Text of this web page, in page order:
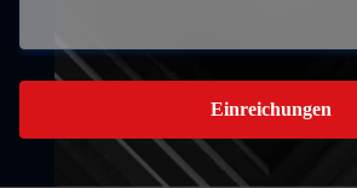
Einreichungen